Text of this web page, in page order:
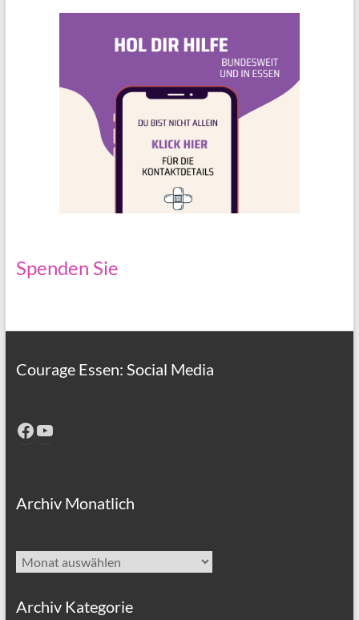
Spenden Sie
Courage Essen: Social Media
Facebook
YouTube
Archiv Monatlich
Archiv
Archiv Kategorie